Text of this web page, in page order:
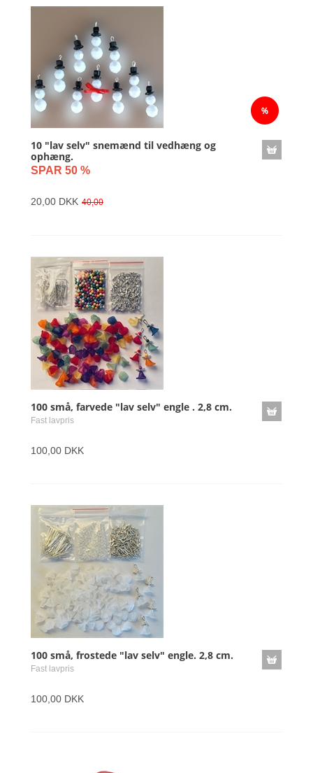
10 "lav selv" snemænd til vedhæng og
ophæng.
SPAR 50 %
20,00 DKK 40,00
100 små, farvede "lav selv" engle . 2,8 cm.
Fast lavpris
100,00 DKK
100 små, frostede "lav selv" engle. 2,8 cm.
Fast lavpris
100,00 DKK